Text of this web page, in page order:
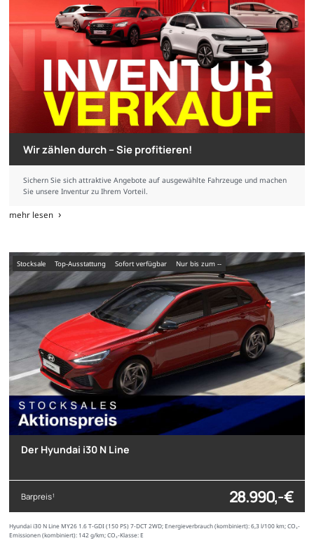
Wir zählen durch – Sie profitieren!
Sichern Sie sich attraktive Angebote auf ausgewählte Fahrzeuge und machen
Sie unsere Inventur zu Ihrem Vorteil.
mehr lesen
Stocksale Top-Ausstattung sofort verfügbar nur bis zum --
Der Hyundai i30 N Line
Barpreis1 28.990,- €
Hyundai i30 N Line MY26 1.6 T-GDI (150 PS) 7-DCT 2WD; Energieverbrauch (kombiniert): 6,3 l/100 km; CO₂-
Emissionen (kombiniert): 142 g/km; CO₂-Klasse: E